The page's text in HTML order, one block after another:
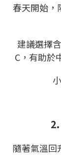
春天開始，
建議選擇
C，有助於
隨著氣溫回